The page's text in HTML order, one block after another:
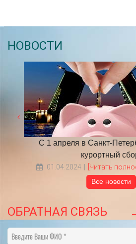
НОВОСТИ
​НА ЧТО ОБРАТИТЬ
ТУР В
18.05.2022 [Читать
Все новости
ОБРАТНАЯ СВЯЗЬ
Введите Ваши ФИО